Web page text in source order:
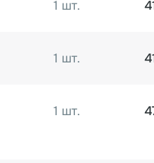
1 шт.
1 шт.
1 шт.